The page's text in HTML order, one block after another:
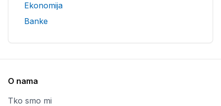
Ekonomija
Banke
O nama
Tko smo mi